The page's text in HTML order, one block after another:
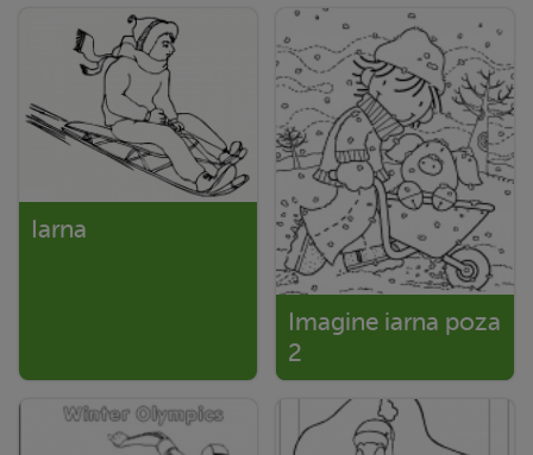
Iarna
Imagine iarna poza
2